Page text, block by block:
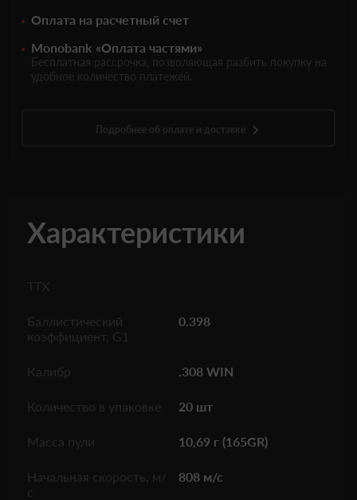
Оплата на расчетный счет
Monobank «Оплата частями»
Бесплатная рассрочка, позволяющая разбить покупку на
удобное количество платежей.
Подробнее об оплате и доставке
Характеристики
ТТХ
Баллистический
коэффициент, G1
0.398
Калибр .308 WIN
Количество в упаковке 20 шт
Масса пули 10,69 г (165GR)
Начальная скорость, м/
с
808 м/с